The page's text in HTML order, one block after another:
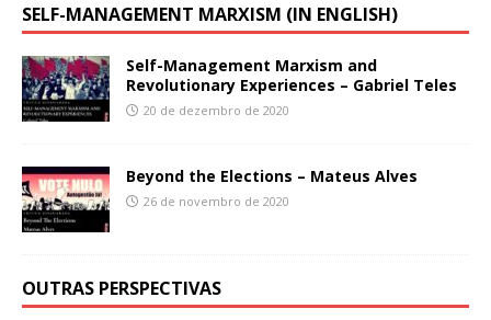
SELF-MANAGEMENT MARXISM (IN ENGLISH)
Self-Management Marxism and
Revolutionary Experiences – Gabriel Teles
20 de dezembro de 2020
Beyond the Elections – Mateus Alves
26 de novembro de 2020
OUTRAS PERSPECTIVAS